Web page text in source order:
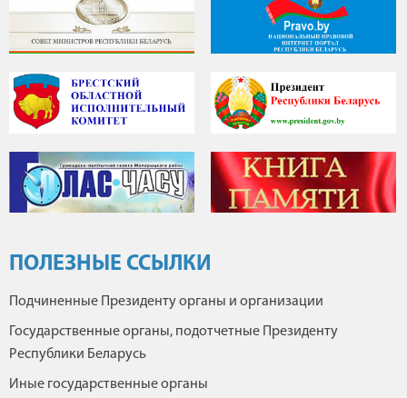
ПОЛЕЗНЫЕ ССЫЛКИ
Подчиненные Президенту органы и организации
Государственные органы, подотчетные Президенту
Республики Беларусь
Иные государственные органы